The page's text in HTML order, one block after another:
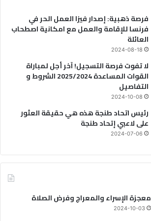
فرصة ذهبية: إصدار فيزا العمل الحر في
فرنسا للإقامة والعمل مع امكانية اصطحاب
العائلة
2024-08-18
لا تفوت فرصة التسجيل! آخر أجل لمباراة
القوات المساعدة 2025/2024 الشروط و
التفاصيل
2024-10-08
رئيس اتحاد طنجة هذه هي حقيقة العثور
على لاعبي إتحاد طنجة
2024-07-06
معجزة الإسراء والمعراج وفرض الصلاة
2024-10-03